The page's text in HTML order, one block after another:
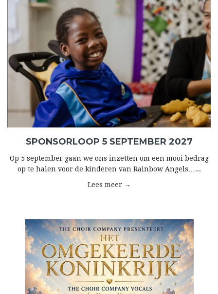
SPONSORLOOP 5 SEPTEMBER 2027
Op 5 september gaan we ons inzetten om een mooi bedrag
op te halen voor de kinderen van Rainbow Angels…...
Lees meer →